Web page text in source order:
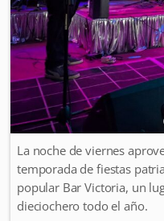
La noche de viernes
temporada de fiestas
popular Bar Victoria, un
dieciochero todo el año.